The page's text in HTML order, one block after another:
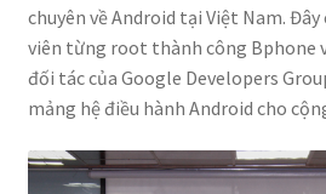
chuyên về Android tại Việt Nam.
viên từng root thành công Bphone
đối tác của Google Developers
mảng hệ điều hành Android cho